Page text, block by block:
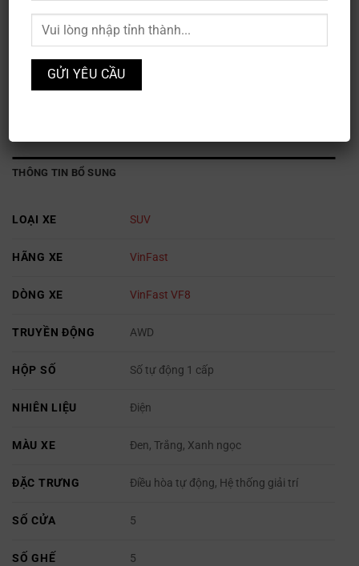
Danh mục:Ô TÔ,VinFast
THÔNG TIN BỔ SUNG
LOẠI XE SUV
HÃNG XE VinFast
DÒNG XE VinFast VF8
TRUYỀN ĐỘNG AWD
HỘP SỐ Số tự động 1 cấp
NHIÊN LIỆU Điện
MÀU XE Đen, Trắng, Xanh ngọc
ĐẶC TRƯNG Điều hòa tự động, Hệ thống giải trí
SỐ CỬA 5
SỐ GHẾ 5